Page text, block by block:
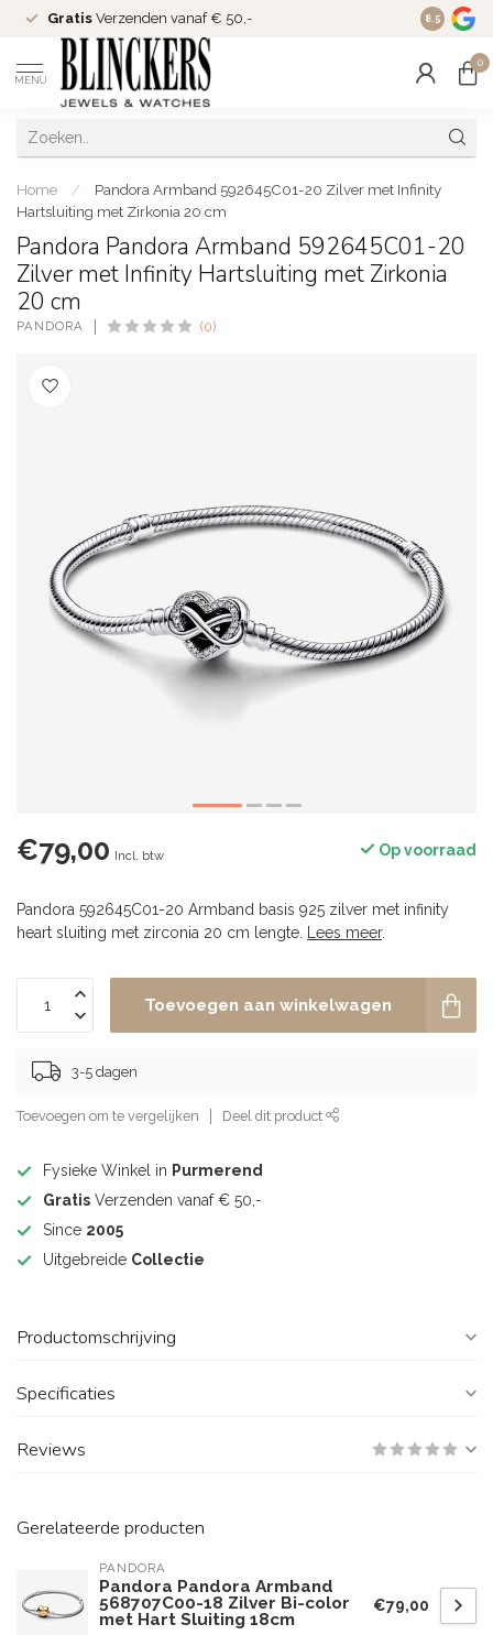
Gratis Verzenden vanaf € 50,- Since
8.5
MENU
0
Home /
Pandora Armband 592645C01-20 Zilver met Infinity
Hartsluiting met Zirkonia 20 cm
Pandora Pandora Armband 592645C01-20
Zilver met Infinity Hartsluiting met Zirkonia
20 cm
PANDORA (0)
€79,00 Incl. btw Op voorraad
Pandora 592645C01-20 Armband basis 925 zilver met infinity
heart sluiting met zirconia 20 cm lengte.
Lees meer.
Toevoegen aan winkelwagen
3-5 dagen
Toevoegen om te vergelijken Deel dit product
Fysieke Winkel in Purmerend
Gratis Verzenden vanaf € 50,-
Since 2005
Uitgebreide Collectie
Productomschrijving
Specificaties
Reviews
Gerelateerde producten
PANDORA
Pandora Pandora Armband
568707C00-18 Zilver Bi-color
met Hart Sluiting 18cm
€79,00